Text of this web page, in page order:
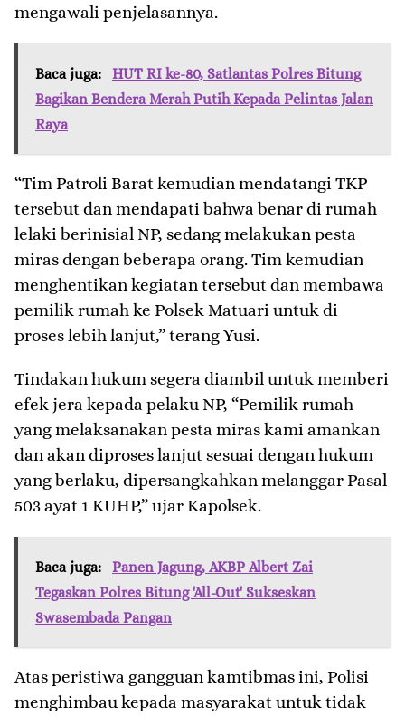
mengawali penjelasannya.
Baca juga:
HUT RI ke-80, Satlantas Polres Bitung
Bagikan Bendera Merah Putih Kepada Pelintas Jalan
Raya
“Tim Patroli Barat kemudian mendatangi TKP
tersebut dan mendapati bahwa benar di rumah
lelaki berinisial NP, sedang melakukan pesta
miras dengan beberapa orang. Tim kemudian
menghentikan kegiatan tersebut dan membawa
pemilik rumah ke Polsek Matuari untuk di
proses lebih lanjut,” terang Yusi.
Tindakan hukum segera diambil untuk memberi
efek jera kepada pelaku NP, “Pemilik rumah
yang melaksanakan pesta miras kami amankan
dan akan diproses lanjut sesuai dengan hukum
yang berlaku, dipersangkahkan melanggar Pasal
503 ayat 1 KUHP,” ujar Kapolsek.
Baca juga:
Panen Jagung, AKBP Albert Zai
Tegaskan Polres Bitung 'All-Out' Sukseskan
Swasembada Pangan
Atas peristiwa gangguan kamtibmas ini, Polisi
menghimbau kepada masyarakat untuk tidak